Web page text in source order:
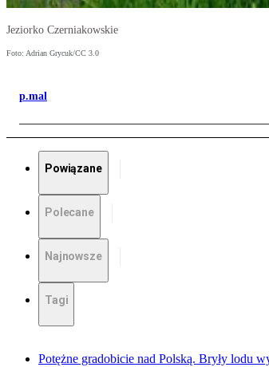
Jeziorko Czerniakowskie
Foto: Adrian Grycuk/CC 3.0
p.mal
Powiązane
Polecane
Najnowsze
Tagi
Potężne gradobicie nad Polską. Bryły lodu